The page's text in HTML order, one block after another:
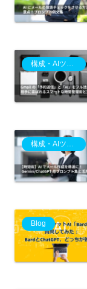
構成・AIツール
Blog